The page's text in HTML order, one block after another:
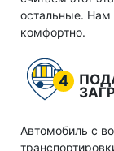
остальные. Нам
комфортно.
4
Автомобиль с